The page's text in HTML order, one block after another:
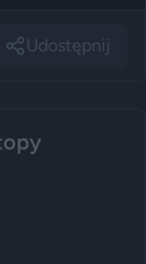
Udostępnij